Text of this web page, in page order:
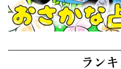
ラン